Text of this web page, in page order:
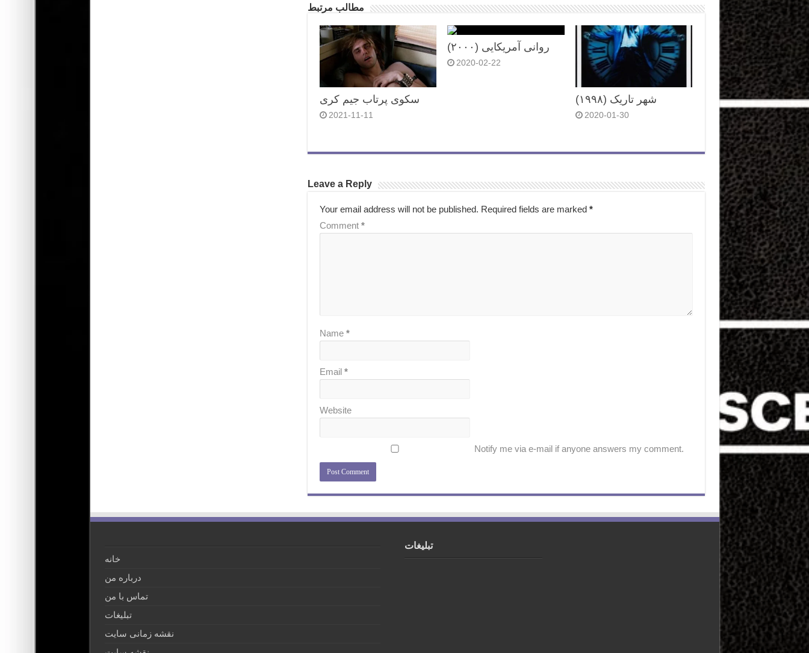
مطالب مرتبط
سکوی پرتاب جیم کری
2021-11-11
روانی آمریکایی (۲۰۰۰)
2020-02-22
شهر تاریک (۱۹۹۸)
2020-01-30
Leave a Reply
Your email address will not be published. Required fields are marked *
Comment *
Name *
Email *
Website
Notify me via e-mail if anyone answers my comment.
خانه
درباره من
تماس با من
تبلیغات
نقشه زمانی سایت
تبلیغات